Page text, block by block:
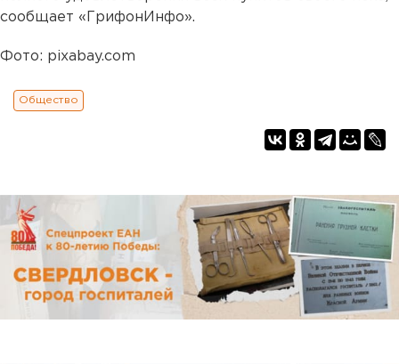
сообщает «ГрифонИнфо».
Фото: pixabay.com
Общество